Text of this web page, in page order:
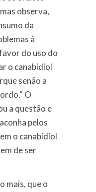
observa,
da
à
do uso do
o canabidiol
senão a
O
a questão e
pelos
o canabidiol
de ser
mais, que o